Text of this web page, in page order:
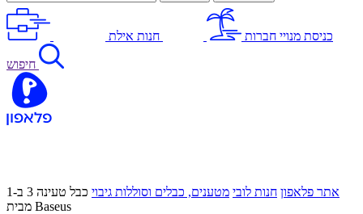
כניסת מנויי חברות חנות אילת
חיפוש
אתר פלאפון חנות לובי מטענים, כבלים וסוללות גיבוי
כבל טעינה 3 ב-1
מבית Baseus